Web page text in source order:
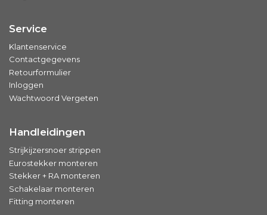
Service
Klantenservice
Contactgegevens
Retourformulier
Inloggen
Wachtwoord Vergeten
Handleidingen
Strijkijzersnoer strippen
Eurostekker monteren
Stekker + RA monteren
Schakelaar monteren
Fitting monteren